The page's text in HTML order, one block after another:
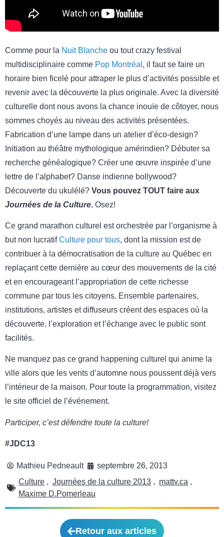
Comme pour la Nuit Blanche ou tout crazy festival
multidisciplinaire comme Pop Montréal , il faut se faire un
horaire bien ficelé pour attraper le plus d’activités possible et
revenir avec la découverte la plus originale. Avec la diversité
culturelle dont nous avons la chance inouïe de côtoyer, nous
sommes choyés au niveau des activités présentées.
Fabrication d’une lampe dans un atelier d’éco-design?
Initiation au théâtre mythologique amérindien? Débuter sa
recherche généalogique? Créer une œuvre inspirée d’une
lettre de l’alphabet? Danse indienne bollywood?
Découverte du ukulélé? Vous pouvez TOUT faire aux
Journées de la Culture. Osez!
Ce grand marathon culturel est orchestrée par l’organisme à
but non lucratifCulture pour tous, dont la mission est de
contribuer à la démocratisation de la culture au Québec en
replaçant cette dernière au cœur des mouvements de la cité
et en encourageant l’appropriation de cette richesse
commune par tous les citoyens. Ensemble partenaires,
institutions, artistes et diffuseurs créent des espaces où la
découverte, l’exploration et l’échange avec le public sont
facilités.
Ne manquez pas ce grand happening culturel qui anime la
ville alors que les vents d’automne nous poussent déjà vers
l’intérieur de la maison. Pour toute la programmation, visitez
le site officiel de l’événement.
Participer, c’est défendre toute la culture!
#JDC13
Mathieu Pedneault
septembre 26, 2013
Culture , Journées de la culture 2013 , mattv.ca ,
Maxime D.Pomerleau
Retour aux articles